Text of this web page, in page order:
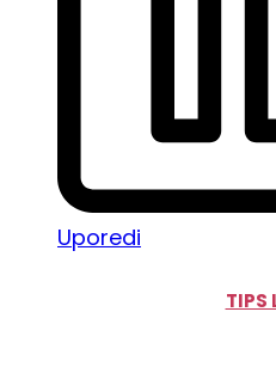
Uporedi
TIPS